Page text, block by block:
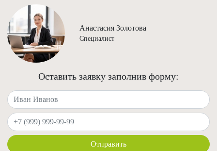
Анастасия Золотова
Специалист
Оставить заявку заполнив форму:
Ваше имя
Ваш телефон
Отправить